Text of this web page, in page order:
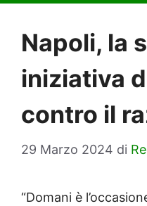
Napoli, la
iniziativa
contro il
29 Marzo 2024 di
“Domani è